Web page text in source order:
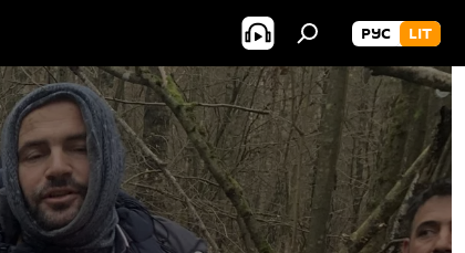
РУС LIT